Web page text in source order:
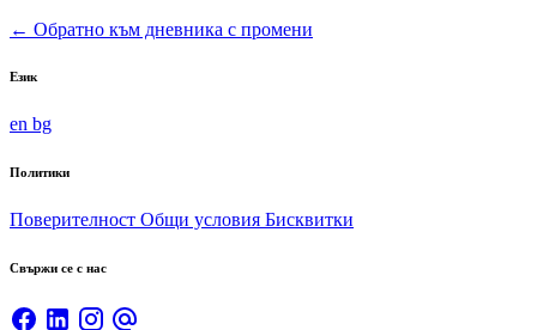
← Обратно към дневника с промени
Език
en bg
Политики
Поверителност Общи условия Бисквитки
Свържи се с нас